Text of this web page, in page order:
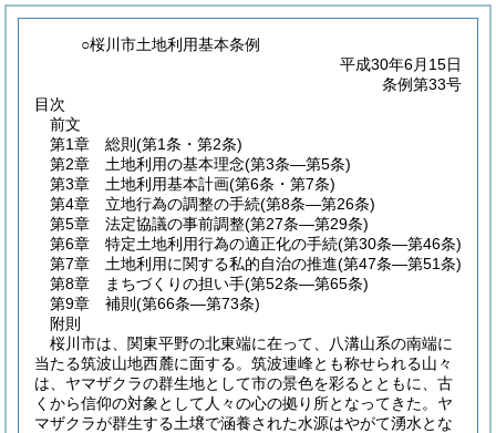
○桜川市土地利用基本条例
平成30年6月15日
条例第33号
目次
前文
第1章
総則 (第1条・第2条)
第2章
土地利用の基本理念(第3条―第5条)
第3章
土地利用基本計画(第6条・第7条)
第4章
立地行為の調整の手続(第8条―第26条)
第5章
法定協議の事前調整(第27条―第29条)
第6章
特定土地利用行為の適正化の手続(第30条―第46条)
第7章
土地利用に関する私的自治の推進(第47条―第51条)
第8章
まちづくりの担い手(第52条―第65条)
第9章
補則 (第66条―第73条)
附則
桜川市は、関東平野の北東端に在って、八溝山系の南端に
当たる筑波山地西麓に面する。筑波連峰とも称せられる山々
は、ヤマザクラの群生地として市の景色を彩るとともに、古
くから信仰の対象として人々の心の拠り所となってきた。ヤ
マザクラが群生する土壌で涵養された水源はやがて湧水とな